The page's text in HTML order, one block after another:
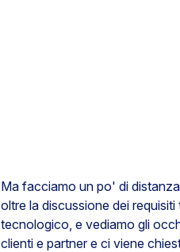
Ma facciamo un po' di
oltre la discussione dei
tecnologico, e vediamo gli
clienti e partner e ci viene